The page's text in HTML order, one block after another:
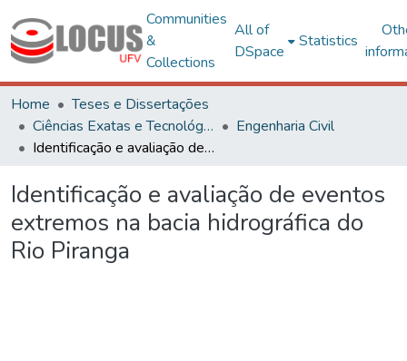
Communities
&
Collections
All of
DSpace
Statistics
Home
Teses e Dissertações
Ciências Exatas e Tecnológicas
Engenharia Civil
Identificação e avaliação de eventos extremos na bacia hidrográfica do Rio Piranga
Identificação e avaliação de eventos
extremos na bacia hidrográfica do
Rio Piranga